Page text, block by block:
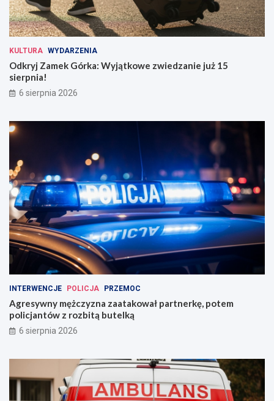
KULTURA WYDARZENIA
Odkryj Zamek Górka: Wyjątkowe zwiedzanie już 15
sierpnia!
6 sierpnia 2026
INTERWENCJE POLICJA PRZEMOC
Agresywny mężczyzna zaatakował partnerkę, potem
policjantów z rozbitą butelką
6 sierpnia 2026